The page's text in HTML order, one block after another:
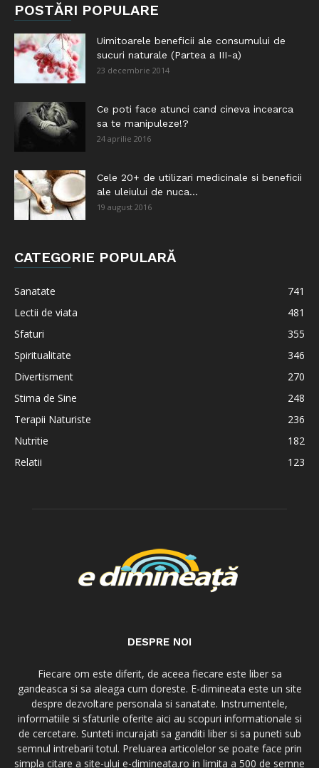
POSTĂRI POPULARE
Uimitoarele beneficii ale consumului de
sucuri naturale (Partea a III-a)
23 decembrie 2014
Ce poti face atunci cand cineva incearca
sa te manipuleze!?
24 aprilie 2016
Cele 20+ de utilizari medicinale si beneficii
ale uleiului de nuca...
19 august 2016
CATEGORIE POPULARĂ
Sanatate
741
Lectii de viata
481
Sfaturi
355
Spiritualitate
346
Divertisment
270
Stima de Sine
248
Terapii Naturiste
236
Nutritie
182
Relatii
123
DESPRE NOI
Fiecare om este diferit, de aceea fiecare este liber sa
gandeasca si sa aleaga cum doreste. E-dimineata este un site
despre dezvoltare personala si sanatate. Instrumentele,
informatiile si sfaturile oferite aici au scopuri informationale si
de cercetare. Sunteti incurajati sa ganditi liber si sa puneti sub
semnul intrebarii totul. Preluarea articolelor se poate face prin
simpla citare a site-ului e-dimineata.ro in limita a 500 de semne